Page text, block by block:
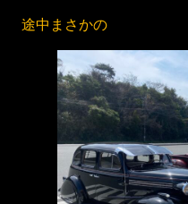
途中まさかの